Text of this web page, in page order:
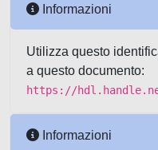
Informazioni
Utilizza questo
a questo documento:
https://
Informazioni